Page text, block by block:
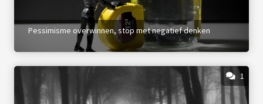
Pessimisme overwinnen, stop met negatief denken
1